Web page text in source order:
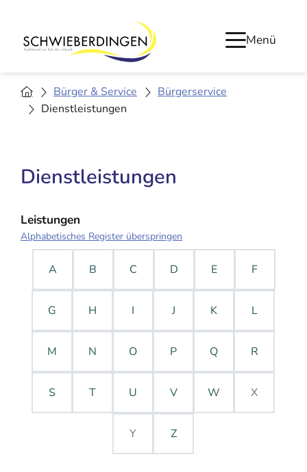
Menü
Bürger & Service
Bürgerservice
Dienstleistungen
Dienstleistungen
Leistungen
Alphabetisches Register überspringen
A B C D E F
G H I J K L
M N O P Q R
S T U V W X
Y Z